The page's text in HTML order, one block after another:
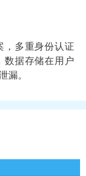
，多重身份认证
数据存储在用户
漏。